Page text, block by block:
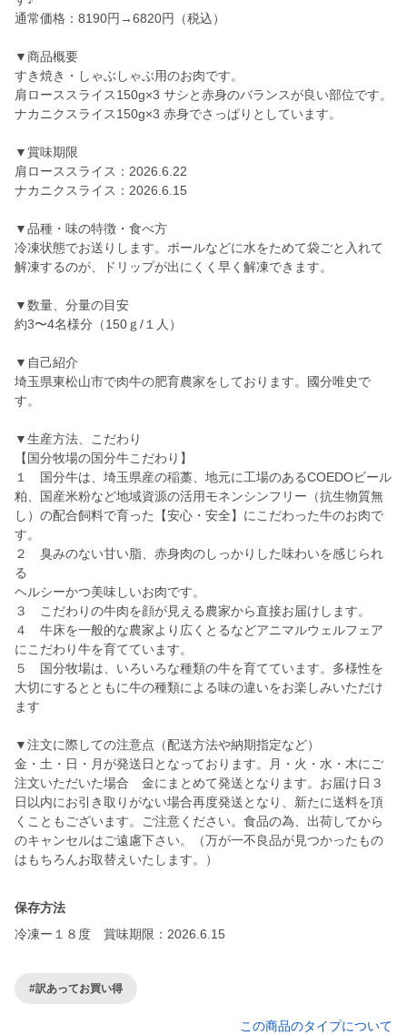
通常価格：8190円→6820円（税込）
▼商品概要
すき焼き・しゃぶしゃぶ用のお肉です。
肩ローススライス150g×3 サシと赤身のバランスが良い部位です。
ナカニクスライス150g×3 赤身でさっぱりとしています。
▼賞味期限
肩ローススライス：2026.6.22
ナカニクスライス：2026.6.15
▼品種・味の特徴・食べ方
冷凍状態でお送りします。ボールなどに水をためて袋ごと入れて
解凍するのが、ドリップが出にくく早く解凍できます。
▼数量、分量の目安
約3〜4名様分（150ｇ/１人）
▼自己紹介
埼玉県東松山市で肉牛の肥育農家をしております。國分唯史で
す。
▼生産方法、こだわり
【国分牧場の国分牛こだわり】
１ 国分牛は、埼玉県産の稲藁、地元に工場のあるCOEDOビール
粕、国産米粉など地域資源の活用モネンシンフリー（抗生物質無
し）の配合飼料で育った【安心・安全】にこだわった牛のお肉で
す。
２ 臭みのない甘い脂、赤身肉のしっかりした味わいを感じられ
る
ヘルシーかつ美味しいお肉です。
３ こだわりの牛肉を顔が見える農家から直接お届けします。
４ 牛床を一般的な農家より広くとるなどアニマルウェルフェア
にこだわり牛を育てています。
５ 国分牧場は、いろいろな種類の牛を育てています。多様性を
大切にするとともに牛の種類による味の違いをお楽しみいただけ
ます
▼注文に際しての注意点（配送方法や納期指定など）
金・土・日・月が発送日となっております。月・火・水・木にご
注文いただいた場合 金にまとめて発送となります。お届け日３
日以内にお引き取りがない場合再度発送となり、新たに送料を頂
くこともございます。ご注意ください。食品の為、出荷してから
のキャンセルはご遠慮下さい。（万が一不良品が見つかったもの
はもちろんお取替えいたします。）
保存方法
冷凍ー１８度 賞味期限：2026.6.15
#訳あってお買い得
この商品のタイプについて